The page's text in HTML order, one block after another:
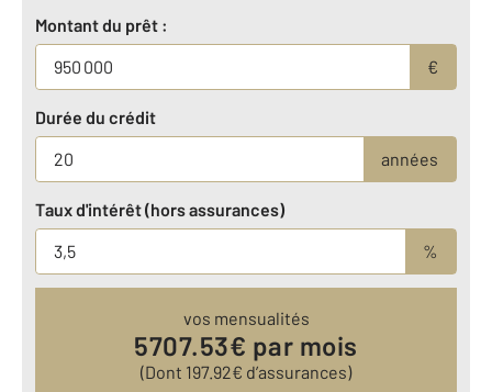
Montant du prêt :
€
Durée du crédit
années
Taux d'intérêt (hors assurances)
%
vos mensualités
5707.53€ par mois
(Dont 197.92€ d’assurances)